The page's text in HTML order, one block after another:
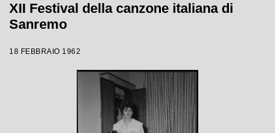
XII Festival della canzone italiana di
Sanremo
18 FEBBRAIO 1962